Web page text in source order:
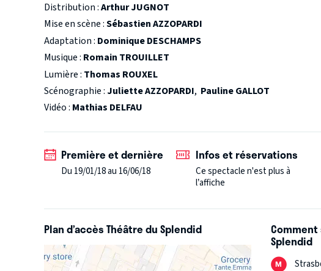
Distribution :Arthur JUGNOT
Mise en scène :Sébastien AZZOPARDI
Adaptation : Dominique DESCHAMPS
Musique : Romain TROUILLET
Lumière : Thomas ROUXEL
Scénographie :Juliette AZZOPARDI, Pauline GALLOT
Vidéo : Mathias DELFAU
Première et dernière
Du 19/01/18 au 16/06/18
Infos et réservations
Ce spectacle n'est plus à
l’affiche
Plan d’accès Théâtre du Splendid Comment
Splendid